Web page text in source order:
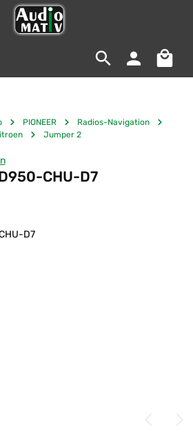
PIONEER
Radios-Navigation
Jumper 2
von 0 von 5 Sternen
CHU-D7